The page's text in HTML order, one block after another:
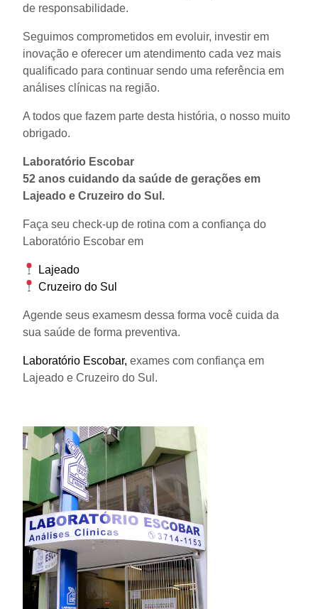
de responsabilidade.
Seguimos comprometidos em evoluir, investir em
inovação e oferecer um atendimento cada vez mais
qualificado para continuar sendo uma referência em
análises clínicas na região.
A todos que fazem parte desta história, o nosso muito
obrigado.
Laboratório Escobar
52 anos cuidando da saúde de gerações em
Lajeado e Cruzeiro do Sul.
Faça seu check-up de rotina com a confiança do
Laboratório Escobar em
Lajeado
Cruzeiro do Sul
Agende seus examesm dessa forma você cuida da
sua saúde de forma preventiva.
Laboratório Escobar, exames com confiança em
Lajeado e Cruzeiro do Sul.